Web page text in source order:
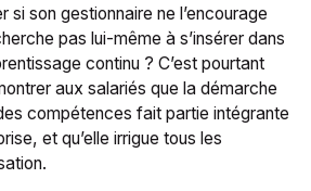
si son gestionnaire ne l’encourage
pas lui-même à s’insérer dans
continu ? C’est pourtant
aux salariés que la démarche
compétences fait partie intégrante
et qu’elle irrigue tous les